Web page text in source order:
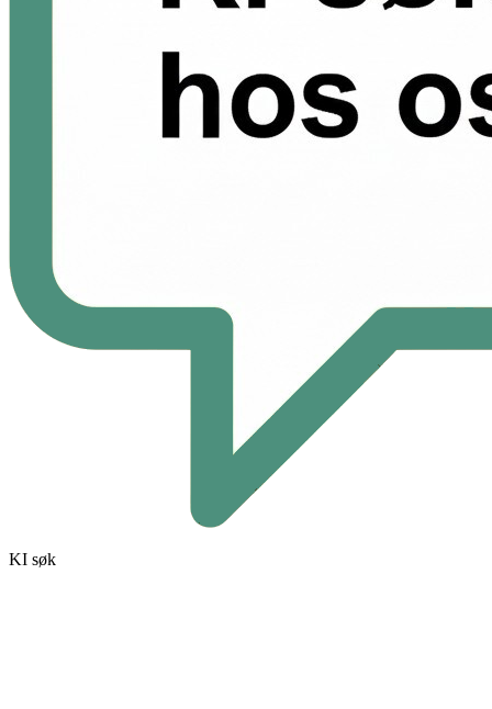
KI søk